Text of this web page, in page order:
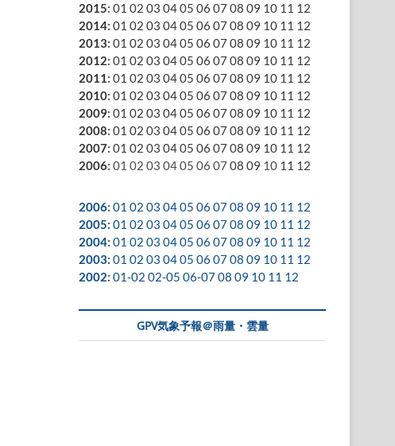
2015: 01 02 03 0405 06 07 08 09 10 11 12
2014: 01 02 03 0405 06 07 08 09 10 11 12
2013: 01 02 03 0405 06 07 08 09 10 11 12
2012: 01 02 03 0405 06 07 08 09 10 11 12
2011: 01 02 03 0405 06 07 08 09 10 11 12
2010: 01 02 03 0405 06 07 08 09 10 11 12
2009: 01 02 03 0405 06 07 08 09 10 11 12
2008: 01 02 03 0405 06 07 08 09 10 11 12
2007: 01 02 03 0405 06 07 08 09 10 11 12
2006: 01 02 03 0405 06 07 08 09 10 11 12
2006: 01 02 03 0405 06 0708 09 10 11 12
2005: 01 02 03 0405 06 0708 09 10 11 12
2004: 01 02 03 0405 06 0708 09 10 11 12
2003: 01 02 03 0405 06 0708 09 10 11 12
2002: 01-02 02-05 06-0708 09 10 11 12
GPV気象予報＠雨量・雲量